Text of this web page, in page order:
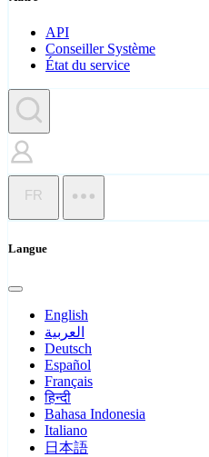
API
Conseiller Système
État du service
FR
Langue
English
العربية
Deutsch
Español
Français
हिन्दी
Bahasa Indonesia
Italiano
日本語